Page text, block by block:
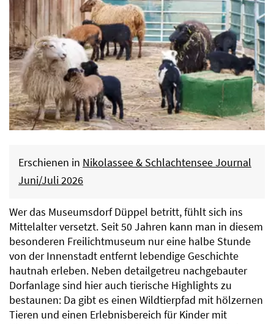
Erschienen in Nikolassee & Schlachtensee Journal
Juni/Juli 2026
Wer das Museumsdorf Düppel betritt, fühlt sich ins
Mittelalter versetzt. Seit 50 Jahren kann man in diesem
besonderen Freilichtmuseum nur eine halbe Stunde
von der Innenstadt entfernt lebendige Geschichte
hautnah erleben. Neben detailgetreu nachgebauter
Dorfanlage sind hier auch tierische Highlights zu
bestaunen: Da gibt es einen Wildtierpfad mit hölzernen
Tieren und einen Erlebnisbereich für Kinder mit